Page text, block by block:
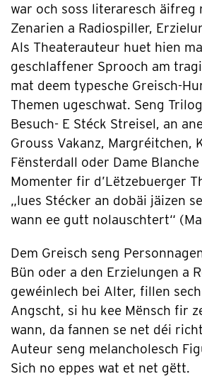
war och soss literaresch äifreg
Zenarien a Radiospiller,
Als Theaterauteur huet hien
geschlaffener Sprooch am
mat deem typesche Greisch-
Themen ugeschwat. Seng
Besuch- E Stéck Streisel, an
Grouss Vakanz, Margréitchen,
Fënsterdall oder Dame
Momenter fir d’Lëtzebuerger
„lues Stécker an dobäi jäizen
wann ee gutt nolauschtert“
Dem Greisch seng
Bün oder a den Erzielungen a
gewéinlech bei Alter, fillen
Angscht, si hu kee Mënsch fir
wann, da fannen se net déi
Auteur seng melancholesch
Sich no eppes wat et net gëtt.